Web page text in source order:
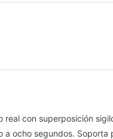
con superposición
ocho segundos.